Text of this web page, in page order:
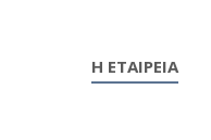
Η ΕΤΑΙΡΕΙΑ